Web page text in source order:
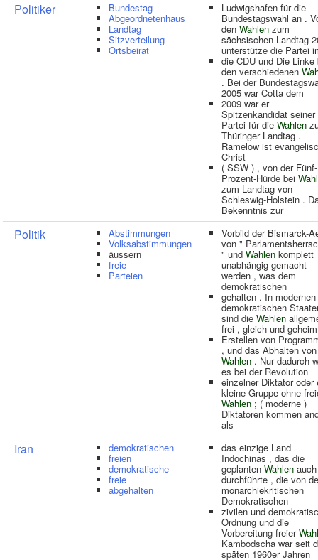
Politiker Bundestag
Abgeordnetenhaus
Landtag
Sitzverteilung
Ortsbeirat
Ludwigshafen für die
Bundestagswahl an .
den Wahlen zum
sächsischen Landtag
unterstütze die Partei
die CDU und Die Linke
den verschiedenen
. Bei der
2005 war Cotta dem
2009 war er
Spitzenkandidat seiner
Partei für die Wahlen
Thüringer Landtag .
Ramelow ist
Christ
( SSW ) , von der Fünf-
Prozent-Hürde bei
zum Landtag von
Schleswig-Holstein .
Bekenntnis zur
Politik Abstimmungen
Volksabstimmungen
äussern
freie
Parteien
Vorbild der Bismarck-
von "
" und Wahlen komplett
unabhängig gemacht
werden , was dem
demokratischen
gehalten . In modernen
demokratischen
sind die Wahlen
frei , gleich und
Erstellen von
, und das Abhalten von
Wahlen . Nur dadurch
es bei der Revolution
einzelner Diktator oder
kleine Gruppe ohne
Wahlen ; ( moderne )
Diktatoren kommen
als
Iran demokratischen
freien
demokratische
freie
abgehalten
das einzige Land
Indochinas , das die
geplanten Wahlen auch
durchführte , die von
monarchiekritischen
Demokratischen
zivilen und
Ordnung und die
Vorbereitung freier
Kambodscha war seit
späten 1960er Jahren